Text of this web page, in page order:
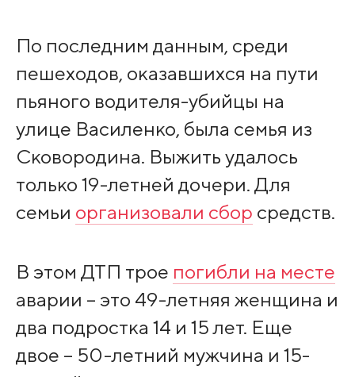
По последним данным, среди
пешеходов, оказавшихся на пути
пьяного водителя-убийцы на
улице Василенко, была семья из
Сковородина. Выжить удалось
только 19-летней дочери. Для
семьи организовали сбор средств.
В этом ДТП трое погибли на месте
аварии – это 49-летняя женщина и
два подростка 14 и 15 лет. Еще
двое – 50-летний мужчина и 15-